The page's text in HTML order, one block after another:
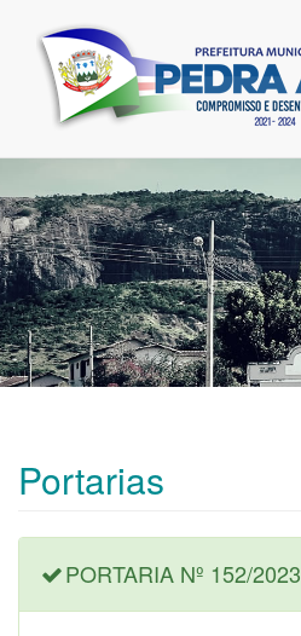
Portarias
PORTARIA Nº 152/2023